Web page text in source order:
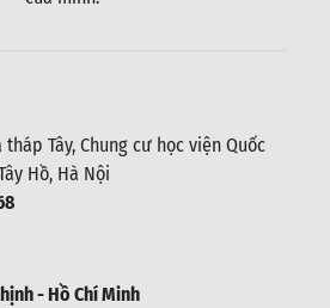
Tây, Chung cư học viện Quốc
Hồ, Hà Nội
- Hồ Chí Minh